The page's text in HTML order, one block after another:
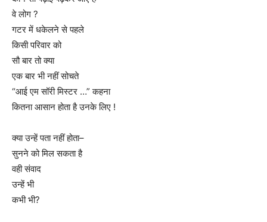
वे लोग ?
गटर में धकेलने से पहले
किसी परिवार को
सौ बार तो क्या
एक बार भी नहीं सोचते
“आई एम सॉरी मिस्टर …” कहना
कितना आसान होता है उनके लिए !
क्या उन्हें पता नहीं होता–
सुनने को मिल सकता है
वही संवाद
उन्हें भी
कभी भी?